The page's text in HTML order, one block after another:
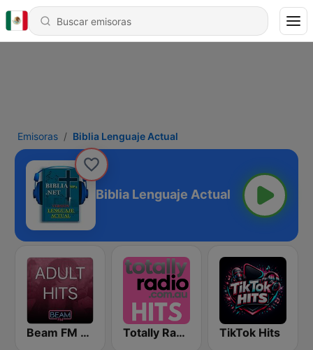
Emisoras Biblia Lenguaje Actual
Biblia Lenguaje Actual
Beam FM - Adult Hits Totally Radio Hits TikTok Hits